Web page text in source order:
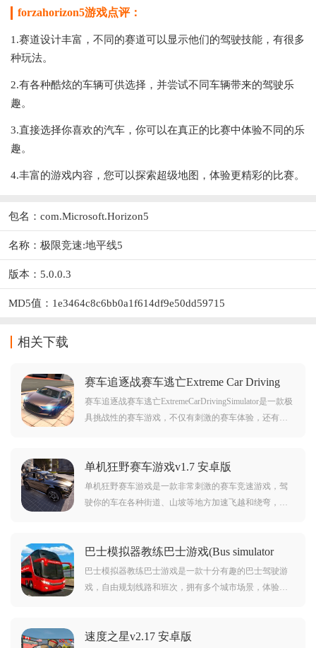
forzahorizon5游戏点评：
1.赛道设计丰富，不同的赛道可以显示他们的驾驶技能，有很多
种玩法。
2.有各种酷炫的车辆可供选择，并尝试不同车辆带来的驾驶乐
趣。
3.直接选择你喜欢的汽车，你可以在真正的比赛中体验不同的乐
趣。
4.丰富的游戏内容，您可以探索超级地图，体验更精彩的比赛。
包名：com.Microsoft.Horizon5
名称：极限竞速:地平线5
版本：5.0.0.3
MD5值：1e3464c8c6bb0a1f614df9e50dd59715
相关下载
赛车追逐战赛车逃亡Extreme Car Driving
Simulatorv6.74.8 安卓版
赛车追逐战赛车逃亡ExtremeCarDrivingSimulator是一款极
具挑战性的赛车游戏，不仅有刺激的赛车体验，还有绝
亡之旅，快来下载游戏，释放自己的速度之魂，成为赛
车之王吧！
单机狂野赛车游戏v1.7 安卓版
单机狂野赛车游戏是一款非常刺激的赛车竞速游戏，驾
驶你的车在各种街道、山坡等地方加速飞越和绕弯，让
巴士模拟器教练巴士游戏(Bus simulator
Coach bus game)v1.0 安卓版
巴士模拟器教练巴士游戏是一款十分有趣的巴士驾驶游
戏，自由规划线路和班次，拥有多个城市场景，体验不
速度之星v2.17 安卓版